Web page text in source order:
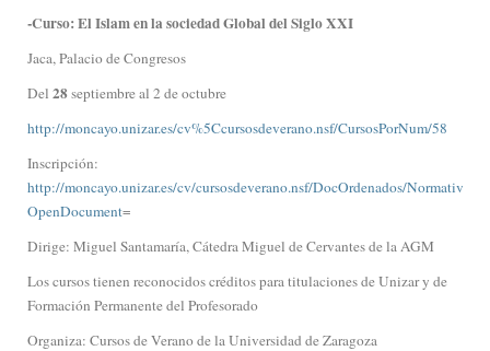
-Curso: El Islam en la sociedad Global del Siglo XXI
Jaca, Palacio de Congresos
Del 28septiembre al 2 de octubre
http://moncayo.unizar.es/cv%5Ccursosdeverano.nsf/CursosPorNum/58
Inscripción:
http://moncayo.unizar.es/cv/cursosdeverano.nsf/DocOrdenados/
OpenDocument=
Dirige: Miguel Santamaría, Cátedra Miguel de Cervantes de la AGM
Los cursos tienen reconocidos créditos para titulaciones de Unizar y de
Formación Permanente del Profesorado
Organiza: Cursos de Verano de la Universidad de Zaragoza